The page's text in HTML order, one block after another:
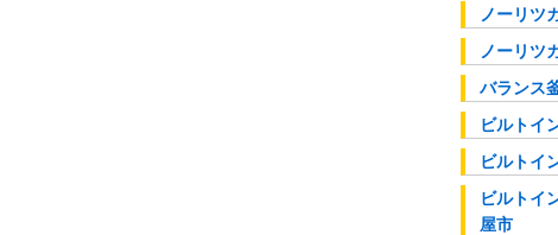
ノーリツ
ノーリツ
バランス
ビルト
ビルト
ビルトイ
屋市